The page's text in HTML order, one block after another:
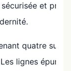
et
quatre
lignes